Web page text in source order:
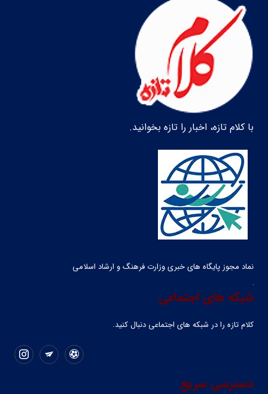
با کلام تازه، اخبار را تازه بخوانید.
نماد مجوز پایگاه های خبری وزارت فرهنگ و ارشاد اسلامی
شبکه های اجتماعی
کلام تازه را در شبکه ‌های اجتماعی دنبال کنید.
دسترسی سریع